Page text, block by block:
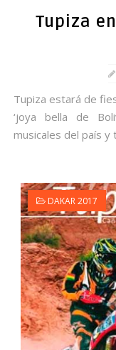
Tupiza
Tupiza estará de
‘joya bella de
musicales del país y
DAKAR 2017